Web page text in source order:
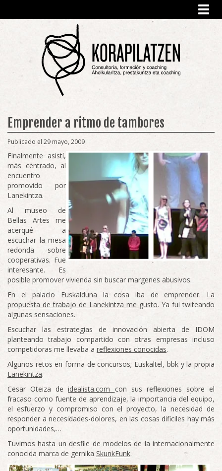
Emprender a ritmo de tambores
Publicado el 29 mayo, 2009
Finalmente asistí,
más centrado, al
encuentro
promovido por
Lanekintza.
Al museo de
Bellas Artes me
acerqué a
escuchar la mesa
redonda sobre
cooperativas. Fue
interesante. Es
posible promover vivienda sin buscar margenes abusivos.
En el palacio Euskalduna la cosa iba de emprender. La
propuesta de trabajo de Lanekintza me gusto. Ya fui twiteando
algunas sensaciones.
Escuchar las estrategias de innovación abierta de IDOM
planteando trabajo compartido con otras empresas incluso
competidoras me llevaba a reflexiones conocidas.
Algunos retos en forma de concursos; Euskaltel, bbk y la propia
Lanekintza.
Cesar Oteiza deidealista.com con sus reflexiones sobre el
fracaso como fuente de aprendizaje, la importancia del equipo,
el esfuerzo y compromiso con el proyecto, la necesidad de
responder a necesidades-dolores, en las cosas dificiles hay más
oportunidades,…
Tuvimos hasta un desfile de modelos de la internacionalmente
conocida marca de gernika SkunkFunk.